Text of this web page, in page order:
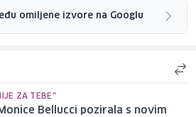
omiljene izvore na Googlu
ZA TEBE"
Bellucci pozirala s novim